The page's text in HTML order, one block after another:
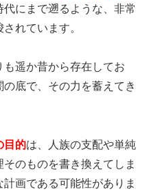
にまで遡るような、非常
れています。
遥か昔から存在してお
底で、その力を蓄えてき
目的は、人族の支配や単純
のものを書き換えてしま
画である可能性がありま